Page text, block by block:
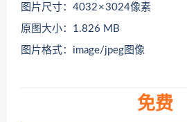
图片尺寸：4032 × 3024像素
原图大小：1.826 MB
图片格式：image/jpeg图像
免费